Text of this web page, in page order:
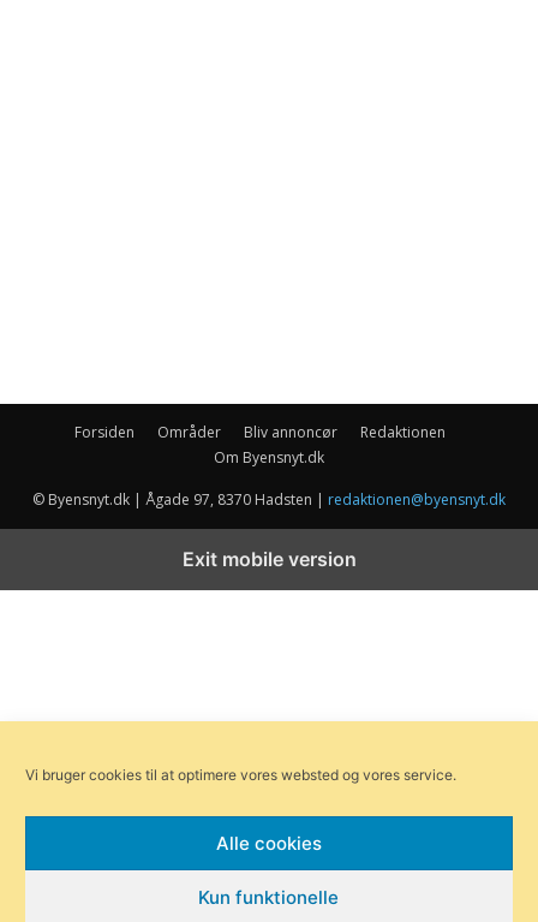
Forsiden Områder Bliv annoncør
Redaktionen
Om Byensnyt.dk
© Byensnyt.dk | Ågade 97, 8370 Hadsten | redaktionen@byensnyt.dk
Vi bruger cookies til at optimere vores websted og vores service.
Alle cookies
Kun funktionelle
Exit mobile version